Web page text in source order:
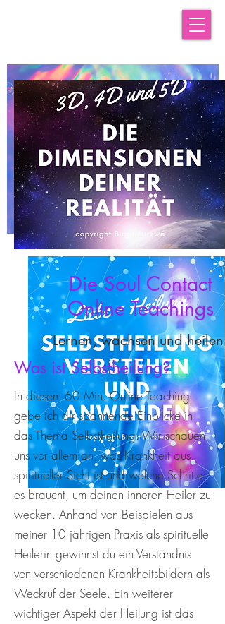
Die Soul Contact
Online Teachings
Lernen, wachsen und heilen!
Was ist Selbstheilung?
In diesem 60 Min. Online Teaching
gebe ich dir spannende Einblicke in
das Thema Selbstheilung. Wir schauen
uns vor allem an, was Krankheit aus
spiritueller Sicht ist und welche Schritte
es braucht, um deinen inneren Heiler zu
wecken. Anhand von Beispielen aus
meiner 10 jährigen Praxis als spirituelle
Heilerin gewinnst du ein Verständnis
von verschiedenen Krankheitsbildern als
Weckruf der Seele. Ein weiterer
wichtiger Aspekt der Heilung ist das